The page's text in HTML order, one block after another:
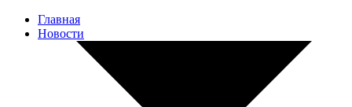
Главная
Новости